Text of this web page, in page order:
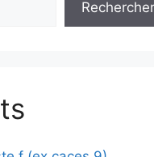
Rechercher